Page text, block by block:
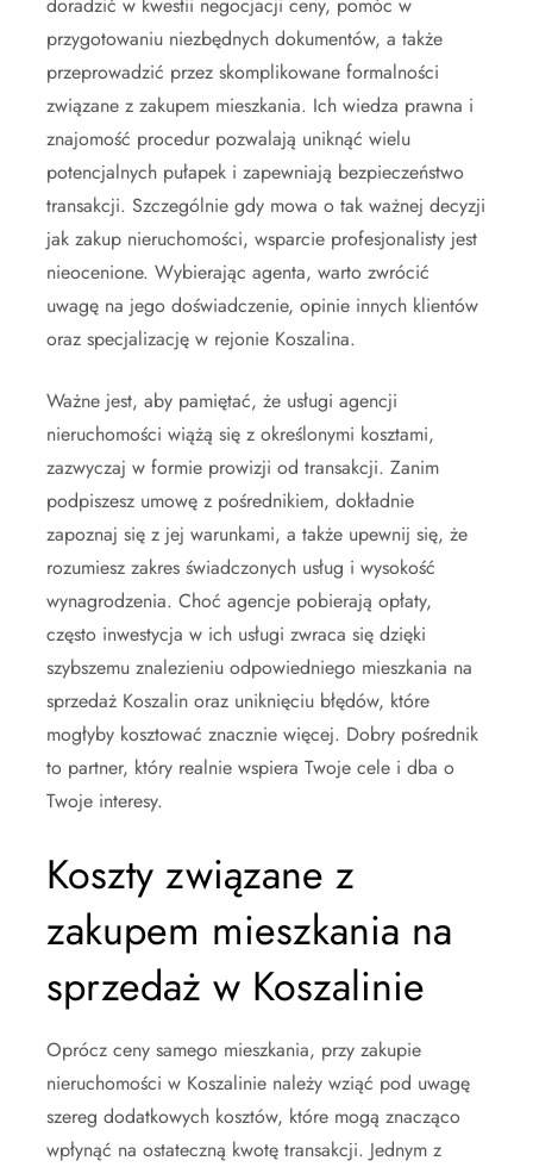
przygotowaniu niezbędnych dokumentów, a także
przeprowadzić przez skomplikowane formalności
związane z zakupem mieszkania. Ich wiedza prawna i
znajomość procedur pozwalają uniknąć wielu
potencjalnych pułapek i zapewniają bezpieczeństwo
transakcji. Szczególnie gdy mowa o tak ważnej decyzji
jak zakup nieruchomości, wsparcie profesjonalisty jest
nieocenione. Wybierając agenta, warto zwrócić
uwagę na jego doświadczenie, opinie innych klientów
oraz specjalizację w rejonie Koszalina.
Ważne jest, aby pamiętać, że usługi agencji
nieruchomości wiążą się z określonymi kosztami,
zazwyczaj w formie prowizji od transakcji. Zanim
podpiszesz umowę z pośrednikiem, dokładnie
zapoznaj się z jej warunkami, a także upewnij się, że
rozumiesz zakres świadczonych usług i wysokość
wynagrodzenia. Choć agencje pobierają opłaty,
często inwestycja w ich usługi zwraca się dzięki
szybszemu znalezieniu odpowiedniego mieszkania na
sprzedaż Koszalin oraz uniknięciu błędów, które
mogłyby kosztować znacznie więcej. Dobry pośrednik
to partner, który realnie wspiera Twoje cele i dba o
Twoje interesy.
Koszty związane z
zakupem mieszkania na
sprzedaż w Koszalinie
Oprócz ceny samego mieszkania, przy zakupie
nieruchomości w Koszalinie należy wziąć pod uwagę
szereg dodatkowych kosztów, które mogą znacząco
wpłynąć na ostateczną kwotę transakcji. Jednym z